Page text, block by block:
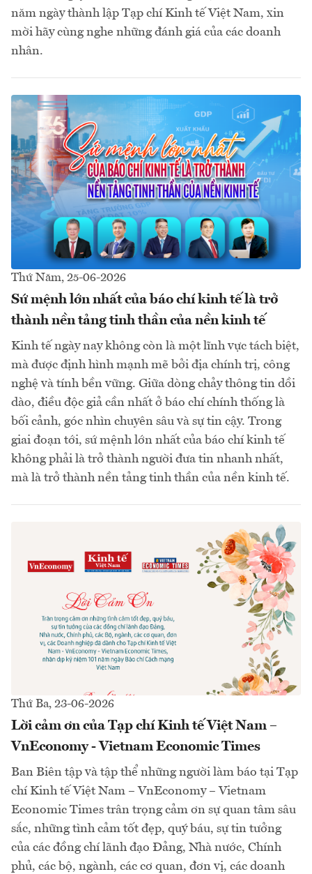
năm ngày thành lập Tạp chí Kinh tế Việt Nam, xin
mời hãy cùng nghe những đánh giá của các doanh
nhân.
Thứ Năm, 25-06-2026
Sứ mệnh lớn nhất của báo chí kinh tế là trở
thành nền tảng tinh thần của nền kinh tế
Kinh tế ngày nay không còn là một lĩnh vực tách biệt,
mà được định hình mạnh mẽ bởi địa chính trị, công
nghệ và tính bền vững. Giữa dòng chảy thông tin dồi
dào, điều độc giả cần nhất ở báo chí chính thống là
bối cảnh, góc nhìn chuyên sâu và sự tin cậy. Trong
giai đoạn tới, sứ mệnh lớn nhất của báo chí kinh tế
không phải là trở thành người đưa tin nhanh nhất,
mà là trở thành nền tảng tinh thần của nền kinh tế.
Thứ Ba, 23-06-2026
Lời cảm ơn của Tạp chí Kinh tế Việt Nam –
VnEconomy - Vietnam Economic Times
Ban Biên tập và tập thể những người làm báo tại Tạp
chí Kinh tế Việt Nam – VnEconomy – Vietnam
Economic Times trân trọng cảm ơn sự quan tâm sâu
sắc, những tình cảm tốt đẹp, quý báu, sự tin tưởng
của các đồng chí lãnh đạo Đảng, Nhà nước, Chính
phủ, các bộ, ngành, các cơ quan, đơn vị, các doanh